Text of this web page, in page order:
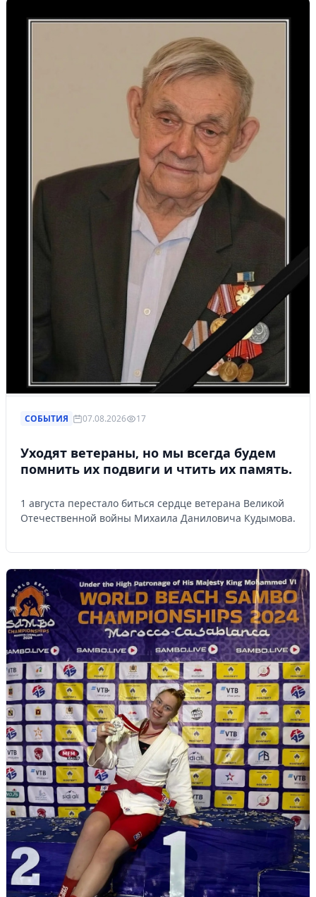
СОБЫТИЯ 07.08.2026 17
Уходят ветераны, но мы всегда будем
помнить их подвиги и чтить их память.
1 августа перестало биться сердце ветерана Великой
Отечественной войны Михаила Даниловича Кудымова.